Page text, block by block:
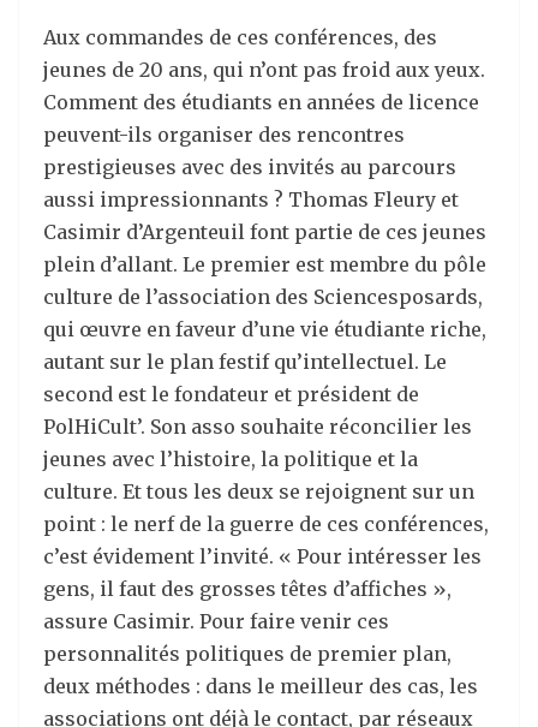
Aux commandes de ces conférences, des
jeunes de 20 ans, qui n’ont pas froid aux yeux.
Comment des étudiants en années de licence
peuvent-ils organiser des rencontres
prestigieuses avec des invités au parcours
aussi impressionnants ? Thomas Fleury et
Casimir d’Argenteuil font partie de ces jeunes
plein d’allant. Le premier est membre du pôle
culture de l’association des Sciencesposards,
qui œuvre en faveur d’une vie étudiante riche,
autant sur le plan festif qu’intellectuel. Le
second est le fondateur et président de
PolHiCult’. Son asso souhaite réconcilier les
jeunes avec l’histoire, la politique et la
culture. Et tous les deux se rejoignent sur un
point : le nerf de la guerre de ces conférences,
c’est évidement l’invité. « Pour intéresser les
gens, il faut des grosses têtes d’affiches »,
assure Casimir. Pour faire venir ces
personnalités politiques de premier plan,
deux méthodes : dans le meilleur des cas, les
associations ont déjà le contact, par réseaux